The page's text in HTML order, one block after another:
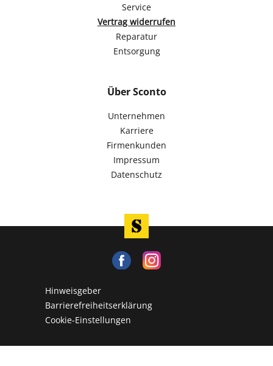
Service
Vertrag widerrufen
Reparatur
Entsorgung
Über Sconto
Unternehmen
Karriere
Firmenkunden
Impressum
Datenschutz
Hinweisgeber
Barrierefreiheitserklärung
Cookie-Einstellungen